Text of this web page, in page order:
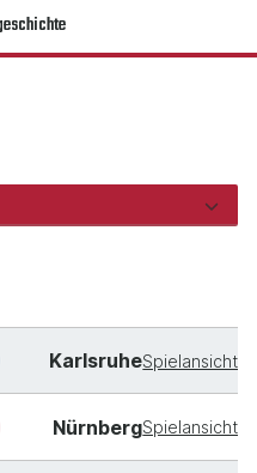
KarlsruheSpielansicht
NürnbergSpielansicht